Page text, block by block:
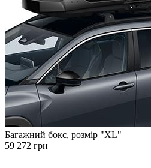
Багажний бокс, розмір "XL"
59 272 грн